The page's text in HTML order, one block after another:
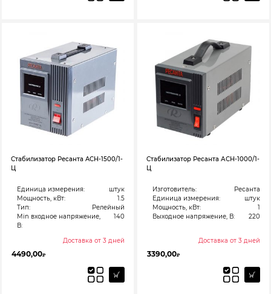
Стабилизатор Ресанта ACH-1500/1-
Ц
Единица измерения:
штук
Мощность, кВт:
1.5
Тип:
Релейный
Min входное напряжение,
В:
140
Доставка от 3 дней
4490,00₽
Стабилизатор Ресанта АСН-1000/1-
Ц
Изготовитель:
Ресанта
Единица измерения:
штук
Мощность, кВт:
1
Выходное напряжение, В:
220
Доставка от 3 дней
3390,00₽